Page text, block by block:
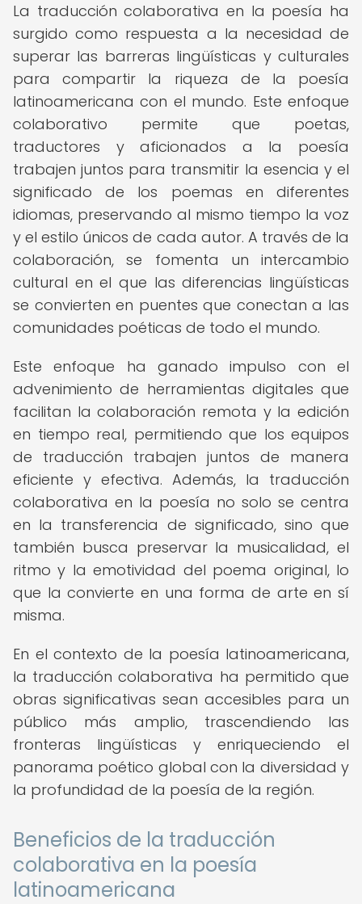
La traducción colaborativa en la poesía ha
surgido como respuesta a la necesidad de
superar las barreras lingüísticas y culturales
para compartir la riqueza de la poesía
latinoamericana con el mundo. Este enfoque
colaborativo permite que poetas,
traductores y aficionados a la poesía
trabajen juntos para transmitir la esencia y el
significado de los poemas en diferentes
idiomas, preservando al mismo tiempo la voz
y el estilo únicos de cada autor. A través de la
colaboración, se fomenta un intercambio
cultural en el que las diferencias lingüísticas
se convierten en puentes que conectan a las
comunidades poéticas de todo el mundo.
Este enfoque ha ganado impulso con el
advenimiento de herramientas digitales que
facilitan la colaboración remota y la edición
en tiempo real, permitiendo que los equipos
de traducción trabajen juntos de manera
eficiente y efectiva. Además, la traducción
colaborativa en la poesía no solo se centra
en la transferencia de significado, sino que
también busca preservar la musicalidad, el
ritmo y la emotividad del poema original, lo
que la convierte en una forma de arte en sí
misma.
En el contexto de la poesía latinoamericana,
la traducción colaborativa ha permitido que
obras significativas sean accesibles para un
público más amplio, trascendiendo las
fronteras lingüísticas y enriqueciendo el
panorama poético global con la diversidad y
la profundidad de la poesía de la región.
Beneficios de la traducción
colaborativa en la poesía
latinoamericana